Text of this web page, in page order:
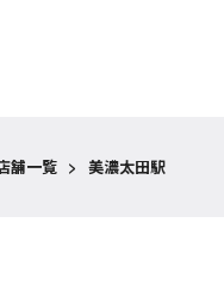
舗一覧 > 美濃太田駅